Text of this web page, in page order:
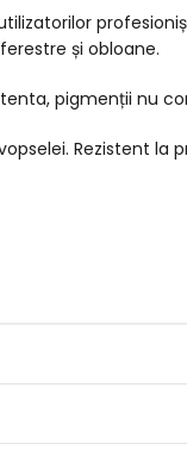
și obloane.
pigmenții nu
Rezistent